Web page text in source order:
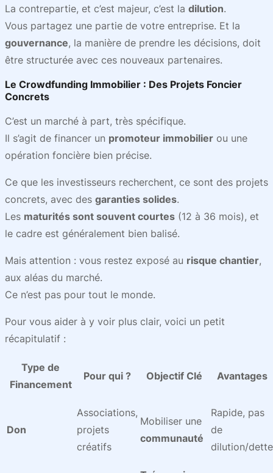
La contrepartie, et c’est majeur, c’est la dilution.
Vous partagez une partie de votre entreprise. Et la
gouvernance, la manière de prendre les décisions, doit
être structurée avec ces nouveaux partenaires.
Le Crowdfunding Immobilier : Des Projets Foncier
Concrets
C’est un marché à part, très spécifique.
Il s’agit de financer un promoteur immobilier ou une
opération foncière bien précise.
Ce que les investisseurs recherchent, ce sont des projets
concrets, avec des garanties solides.
Les maturités sont souvent courtes (12 à 36 mois), et
le cadre est généralement bien balisé.
Mais attention : vous restez exposé au risque chantier,
aux aléas du marché.
Ce n’est pas pour tout le monde.
Pour vous aider à y voir plus clair, voici un petit
récapitulatif :
Type de
Financement
Pour qui ? Objectif Clé Avantages
Don
Associations,
projets
créatifs
Mobiliser une
communauté
Rapide, pas
de
dilution/dette